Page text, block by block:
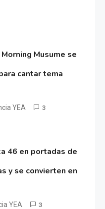
Musume se
cantar tema
YEA 3
46 en portadas de
y se convierten en
YEA 3